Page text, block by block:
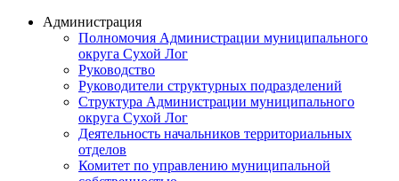
Администрация
Полномочия Администрации муниципального
округа Сухой Лог
Руководство
Руководители структурных подразделений
Структура Администрации муниципального
округа Сухой Лог
Деятельность начальников территориальных
отделов
Комитет по управлению муниципальной